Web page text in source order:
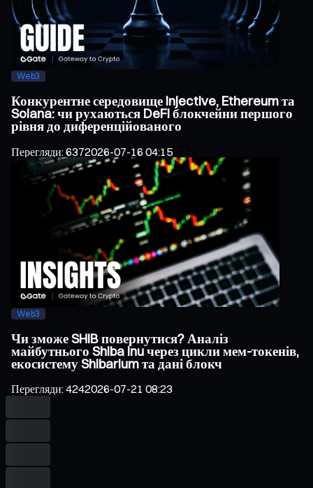
Web3
Конкурентне середовище Injective, Ethereum та
Solana: чи рухаються DeFi блокчейни першого
рівня до диференційованого
Перегляди:6372026-07-16 04:15
Web3
Чи зможе SHIB повернутися? Аналіз
майбутнього Shiba Inu через цикли мем-токенів,
екосистему Shibarium та дані блокч
Перегляди:4242026-07-21 08:23